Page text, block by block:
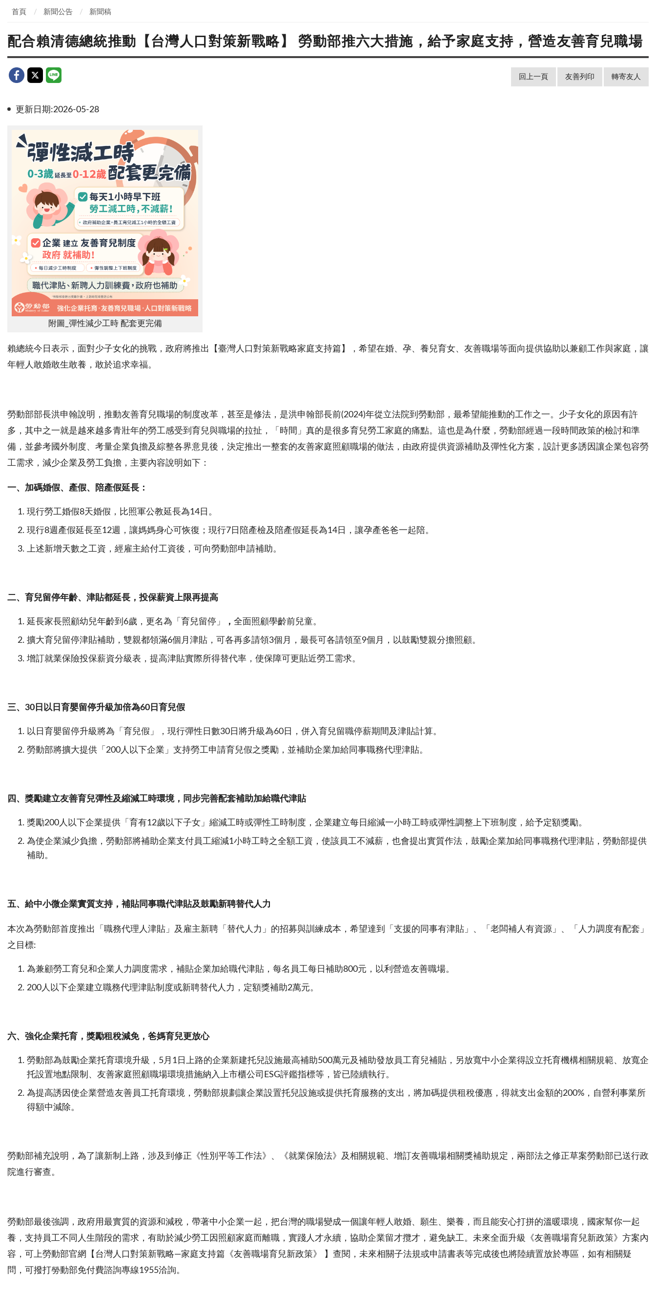
首頁 新聞公告 新聞稿
配合賴清德總統推動【台灣人口對策新戰略】 勞動部推六大措施，給予家庭支持，營造友善育兒職場
回上一頁 友善列印 轉寄友人
更新日期:2026-05-28
附圖_彈性減少工時 配套更完備
賴總統今日表示，面對少子女化的挑戰，政府將推出【臺灣人口對策新戰略家庭支持篇】，希望在婚、孕、養兒育女、友善職場等面向提供協助以兼顧工作與家庭，讓
年輕人敢婚敢生敢養，敢於追求幸福。
勞動部部長洪申翰說明，推動友善育兒職場的制度改革，甚至是修法，是洪申翰部長前(2024)年從立法院到勞動部，最希望能推動的工作之一。少子女化的原因有許
多，其中之一就是越來越多青壯年的勞工感受到育兒與職場的拉扯，「時間」真的是很多育兒勞工家庭的痛點。這也是為什麼，勞動部經過一段時間政策的檢討和準
備，並參考國外制度、考量企業負擔及綜整各界意見後，決定推出一整套的友善家庭照顧職場的做法，由政府提供資源補助及彈性化方案，設計更多誘因讓企業包容勞
工需求，減少企業及勞工負擔，主要內容說明如下：
一、加碼婚假、產假、陪產假延長：
現行勞工婚假8天婚假，比照軍公教延長為14日。
現行8週產假延長至12週，讓媽媽身心可恢復；現行7日陪產檢及陪產假延長為14日，讓孕產爸爸一起陪。
上述新增天數之工資，經雇主給付工資後，可向勞動部申請補助。
二、育兒留停年齡、津貼都延長，投保薪資上限再提高
延長家長照顧幼兒年齡到6歲，更名為「育兒留停」 ， 全面照顧學齡前兒童。
擴大育兒留停津貼補助，雙親都領滿6個月津貼，可各再多請領3個月，最長可各請領至9個月，以鼓勵雙親分擔照顧。
增訂就業保險投保薪資分級表，提高津貼實際所得替代率，使保障可更貼近勞工需求。
三、 30日以日育嬰留停升級加倍為60日育兒假
以日育嬰留停升級將為「育兒假」，現行彈性日數30日將升級為60日，併入育兒留職停薪期間及津貼計算。
勞動部將擴大提供「200人以下企業」支持勞工申請育兒假之獎勵，並補助企業加給同事職務代理津貼。
四、獎勵建立友善育兒彈性及縮減工時環境，同步完善配套補助加給職代津貼
獎勵200人以下企業提供「育有12歲以下子女」縮減工時或彈性工時制度，企業建立每日縮減一小時工時或彈性調整上下班制度，給予定額獎勵。
為使企業減少負擔，勞動部將補助企業支付員工縮減1小時工時之全額工資，使該員工不減薪，也會提出實質作法，鼓勵企業加給同事職務代理津貼，勞動部提供
補助。
五、給中小微企業實質支持，補貼同事職代津貼及鼓勵新聘替代人力
本次為勞動部首度推出「職務代理人津貼」及雇主新聘「替代人力」的招募與訓練成本，希望達到「支援的同事有津貼」、「老闆補人有資源」、「人力調度有配套」
之目標:
為兼顧勞工育兒和企業人力調度需求，補貼企業加給職代津貼，每名員工每日補助800元，以利營造友善職場。
200人以下企業建立職務代理津貼制度或新聘替代人力，定額獎補助2萬元。
六、強化企業托育，獎勵租稅減免，爸媽育兒更放心
勞動部為鼓勵企業托育環境升級，5月1日上路的企業新建托兒設施最高補助500萬元及補助發放員工育兒補貼，另放寬中小企業得設立托育機構相關規範、放寬企
托設置地點限制、友善家庭照顧職場環境措施納入上市櫃公司ESG評鑑指標等，皆已陸續執行。
為提高誘因使企業營造友善員工托育環境，勞動部規劃讓企業設置托兒設施或提供托育服務的支出，將加碼提供租稅優惠，得就支出金額的200%，自營利事業所
得額中減除。
勞動部補充說明，為了讓新制上路，涉及到修正《性別平等工作法》、《就業保險法》及相關規範、增訂友善職場相關獎補助規定，兩部法之修正草案勞動部已送行政
院進行審查。
勞動部最後強調，政府用最實質的資源和減稅，帶著中小企業一起，把台灣的職場變成一個讓年輕人敢婚、願生、樂養，而且能安心打拼的溫暖環境，國家幫你一起
養，支持員工不同人生階段的需求，有助於減少勞工因照顧家庭而離職，實踐人才永續，協助企業留才攬才，避免缺工。未來全面升級《友善職場育兒新政策》方案內
容，可上勞動部官網【台灣人口對策新戰略—家庭支持篇《友善職場育兒新政策》 】查閱，未來相關子法規或申請書表等完成後也將陸續置放於專區，如有相關疑
問，可撥打勞動部免付費諮詢專線1955洽詢。